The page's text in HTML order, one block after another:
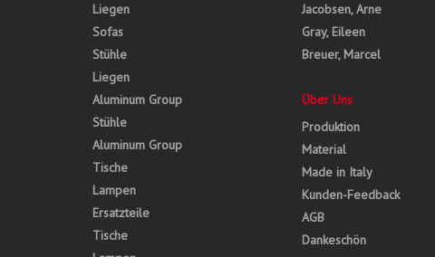
Liegen
Sofas
Stühle
Liegen
Aluminum Group
Stühle
Aluminum Group
Tische
Lampen
Ersatzteile
Tische
Jacobsen, Arne
Gray, Eileen
Breuer, Marcel
Über Uns
Produktion
Material
Made in Italy
Kunden-Feedback
AGB
Dankeschön